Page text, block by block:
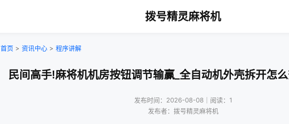
拨号精灵麻将机
首页 > 资讯中心 > 程序讲解
民间高手!麻将机机房按钮调节输赢_全自动机外壳拆开怎
发布时间：2026-08-08｜阅读：1
发布者：拨号精灵麻将机